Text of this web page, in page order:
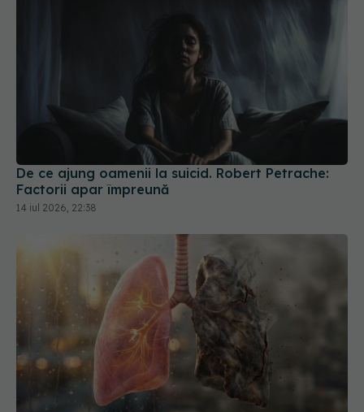
De ce ajung oamenii la suicid. Robert Petrache:
Factorii apar împreună
14 iul 2026, 22:38